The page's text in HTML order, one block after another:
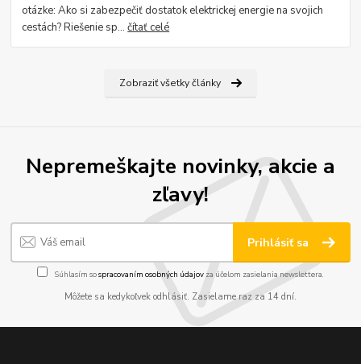
otázke: Ako si zabezpečiť dostatok elektrickej energie na svojich
cestách? Riešenie sp...čítať celé
Zobraziť všetky články
Nepremeškajte novinky, akcie a
zľavy!
Prihlásiť sa
Súhlasím sospracovaním osobných údajov za účelom zasielania newslettera.
Môžete sa kedykoľvek odhlásiť. Zasielame raz za 14 dní.